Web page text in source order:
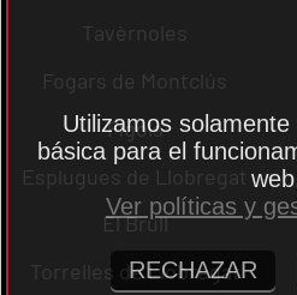
Tavèrnoles
Fogars de Montclús
Fígols
Esplugues de Llobregat
El Brull
Torrelles de Llobregat
Utilizamos
básica para el
Ver políticas y
RECHAZAR